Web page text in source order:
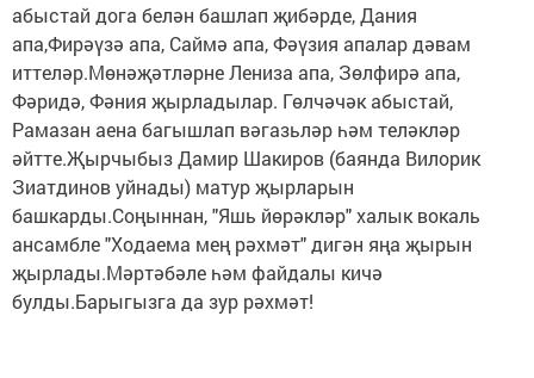
абыстай дога белән башлап җибәрде, Дания
апа,Фирәүзә апа, Саймә апа, Фәүзия апалар дәвам
иттеләр.Мөнәҗәтләрне Лениза апа, Зөлфирә апа,
Фәридә, Фәния җырладылар. Гөлчәчәк абыстай,
Рамазан аена багышлап вәгазьләр һәм теләкләр
әйтте.Җырчыбыз Дамир Шакиров (баянда Вилорик
Зиатдинов уйнады) матур җырларын
башкарды.Соңыннан, "Яшь йөрәкләр" халык вокаль
ансамбле "Ходаема мең рәхмәт" дигән яңа җырын
җырлады.Мәртәбәле һәм файдалы кичә
булды.Барыгызга да зур рәхмәт!